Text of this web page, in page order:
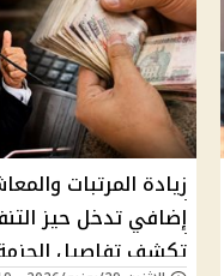
زيادة المرتبات
إضافي تدخل حيز
تكشف تفاصيل